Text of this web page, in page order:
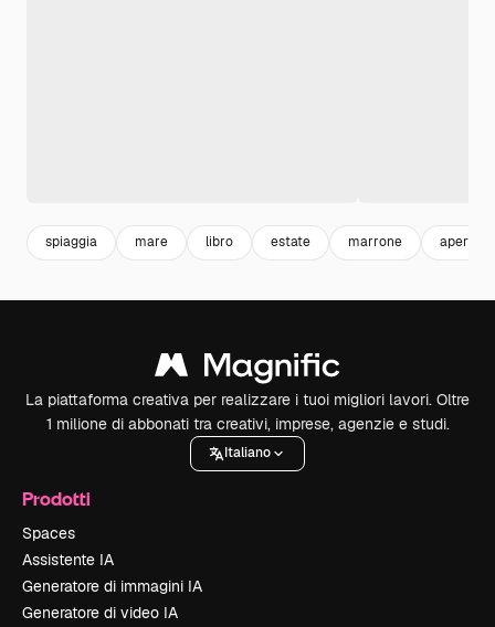
spiaggia mare libro estate marrone aperto
La piattaforma creativa per realizzare i tuoi migliori lavori. Oltre
1 milione di abbonati tra creativi, imprese, agenzie e studi.
Italiano
Prodotti
Spaces
Assistente IA
Generatore di immagini IA
Generatore di video IA